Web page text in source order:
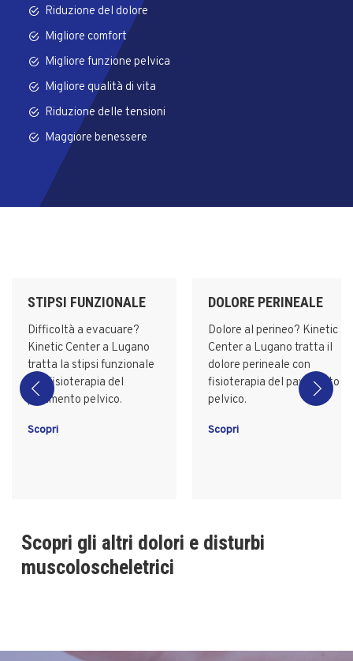
Riduzione del dolore
Migliore comfort
Migliore funzione pelvica
Migliore qualità di vita
Riduzione delle tensioni
Maggiore benessere
STIPSI FUNZIONALE
Difficoltà a evacuare?
Kinetic Center a Lugano
tratta la stipsi funzionale
con fisioterapia del
pavimento pelvico.
Scopri
DOLORE PERINEALE
Dolore al perineo? Kinetic
Center a Lugano tratta il
dolore perineale con
fisioterapia del pavimento
pelvico.
Scopri
Scopri gli altri dolori e disturbi
muscoloscheletrici